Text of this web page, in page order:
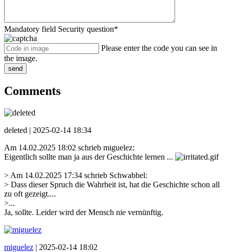
Mandatory field Security question*
Please enter the code you can see in
the image.
send
Comments
deleted | 2025-02-14 18:34
Am 14.02.2025 18:02 schrieb miguelez:
Eigentlich sollte man ja aus der Geschichte lernen ...
> Am 14.02.2025 17:34 schrieb Schwabbel:
> Dass dieser Spruch die Wahrheit ist, hat die Geschichte schon all
zu oft gezeigt....
>...
Ja, sollte. Leider wird der Mensch nie vernünftig.
miguelez | 2025-02-14 18:02